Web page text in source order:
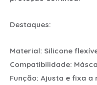
Destaques:
Material: Silicone
Compatibilidade:
Função: Ajusta e fixa